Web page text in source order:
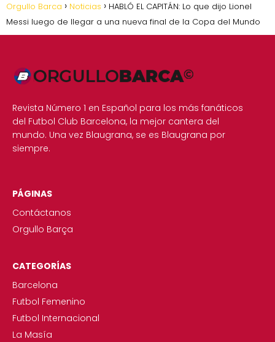
Orgullo Barca Noticias
HABLÓ EL CAPITÁN: Lo que dijo Lionel
Messi luego de llegar a una nueva final de la Copa del Mundo
Revista Número 1 en Español para los más fanáticos
del Futbol Club Barcelona, la mejor cantera del
mundo. Una vez Blaugrana, se es Blaugrana por
siempre.
PÁGINAS
Contáctanos
Orgullo Barça
CATEGORÍAS
Barcelona
Futbol Femenino
Futbol Internacional
La Masía